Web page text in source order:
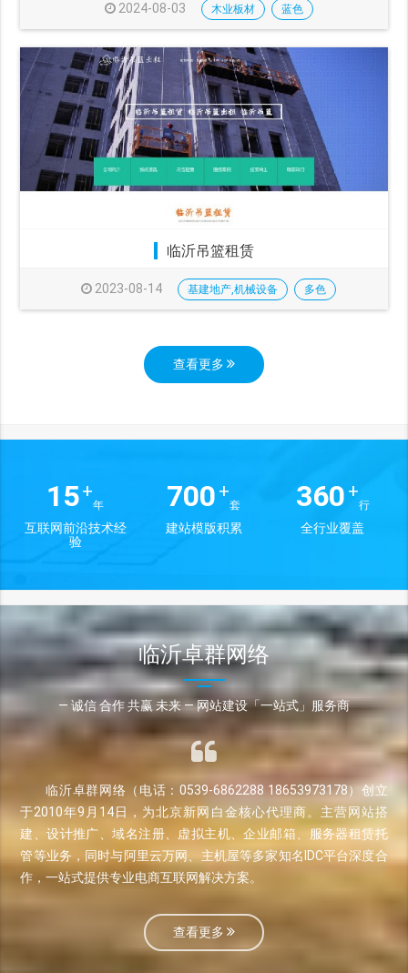
2024-08-03 木业板材 蓝色
临沂吊篮租赁
2023-08-14 基建地产,机械设备 多色
查看更多
15+
年
互联网前沿技术经
验
700 +
套
建站模版积累
360 +
行
全行业覆盖
临沂卓群网络
— 诚信 合作 共赢 未来 — 网站建设「一站式」服务商
临沂卓群网络（电话：0539-6862288 18653973178）创立
于2010年9月14日，为北京新网白金核心代理商。主营网站搭
建、设计推广、域名注册、虚拟主机、企业邮箱、服务器租赁托
管等业务，同时与阿里云万网、主机屋等多家知名IDC平台深度合
作，一站式提供专业电商互联网解决方案。
查看更多